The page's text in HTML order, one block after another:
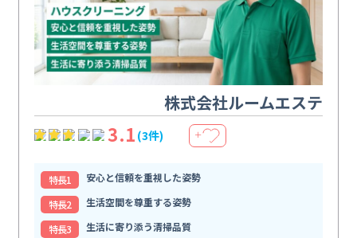
株式会社ルームエステ
3.1 (3件) ＋
特⻑1
安心と信頼を重視した姿勢
特⻑2
生活空間を尊重する姿勢
特⻑3
生活に寄り添う清掃品質